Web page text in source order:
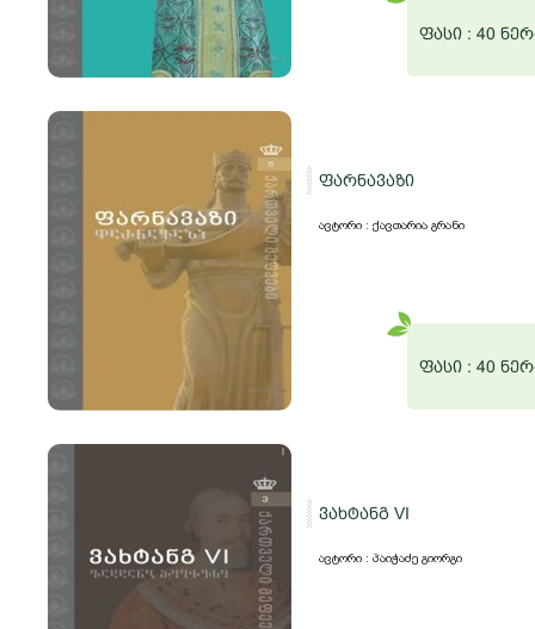
ფასი : 40
ფარნავაზი
ავტორი : ქავთარია გრანი
ფასი : 40
ვახტანგ VI
ავტორი : პაიჭაძე გიორგი